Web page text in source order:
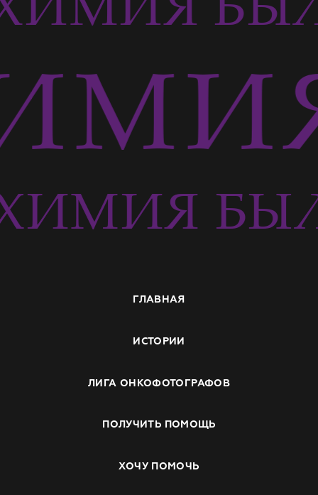
ГЛАВНАЯ
ИСТОРИИ
ЛИГА ОНКОФОТОГРАФОВ
ПОЛУЧИТЬ ПОМОЩЬ
ХОЧУ ПОМОЧЬ